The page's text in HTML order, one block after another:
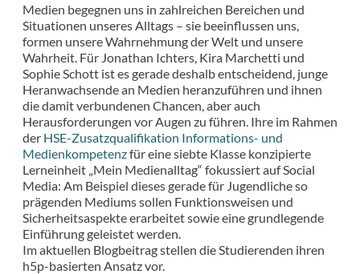
Medien begegnen uns in zahlreichen Bereichen und
Situationen unseres Alltags – sie beeinflussen uns,
formen unsere Wahrnehmung der Welt und unsere
Wahrheit. Für Jonathan Ichters, Kira Marchetti und
Sophie Schott ist es gerade deshalb entscheidend, junge
Heranwachsende an Medien heranzuführen und ihnen
die damit verbundenen Chancen, aber auch
Herausforderungen vor Augen zu führen. Ihre im Rahmen
der HSE-Zusatzqualifikation Informations- und
Medienkompetenzfür eine siebte Klasse konzipierte
Lerneinheit „Mein Medienalltag“ fokussiert auf Social
Media: Am Beispiel dieses gerade für Jugendliche so
prägenden Mediums sollen Funktionsweisen und
Sicherheitsaspekte erarbeitet sowie eine grundlegende
Einführung geleistet werden.
Im aktuellen Blogbeitrag stellen die Studierenden ihren
h5p-basierten Ansatz vor.